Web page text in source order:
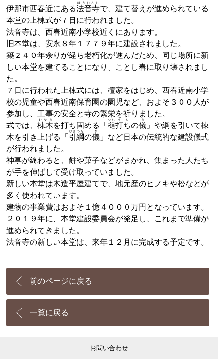
伊那市西春近にある法音寺
ほうおんじ
で、建て替えが進められている
本堂の上棟式が７日に行われました。
法音寺は、西春近南小学校近くにあります。
旧本堂は、安永８年１７７９年に建設されました。
築２４０年余りが経ち老朽化が進んだため、同じ場所に新
しい本堂を建てることになり、ことし春に取り壊されまし
た。
７日に行われた上棟式には、檀家をはじめ、西春近南小学
校の児童や西春近南保育園の園児など、およそ３００人が
参加し、工事の安全と寺の繁栄を祈りました。
式では、棟木
むなぎ
を打ち固める「槌
つち
打ち
うち
の儀
ぎ
」や綱を引いて棟
木を引き上げる「 引綱
ひきつな
の儀
ぎ
」など日本の伝統的な建設儀式
が行われました。
神事が終わると、餅や菓子などがまかれ、集まった人たち
が手を伸ばして受け取っていました。
新しい本堂は木造平屋建てで、地元産のヒノキや松などが
多く使われています。
建物の事業費はおよそ１億４０００万円となっています。
２０１９年に、本堂建設委員会が発足し、これまで準備が
進められてきました。
法音寺の新しい本堂は、来年１２月に完成する予定です。
前のページに戻る
一覧に戻る
お問い合わせ